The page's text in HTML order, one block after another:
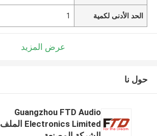
الحد الأدنى لكمية 1
عرض المزيد
حول نا
Guangzhou FTD Audio
Electronics Limited الملف